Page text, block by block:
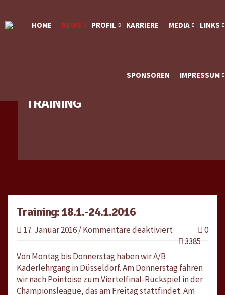
HOME NEWS PROFIL KARRIERE MEDIA LINKS
SPONSOREN IMPRESSUM
TRAINING
Training: 18.1.-24.1.2016
17. Januar 2016/Kommentare deaktiviert
Training:
0
3385
Von Montag bis Donnerstag haben wir A/B
Kaderlehrgang in Düsseldorf. Am Donnerstag fahren
wir nach Pointoise zum Viertelfinal-Rückspiel in der
Championsleague, das am Freitag stattfindet. Am